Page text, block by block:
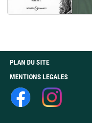
PLAN DU SITE
MENTIONS LEGALES